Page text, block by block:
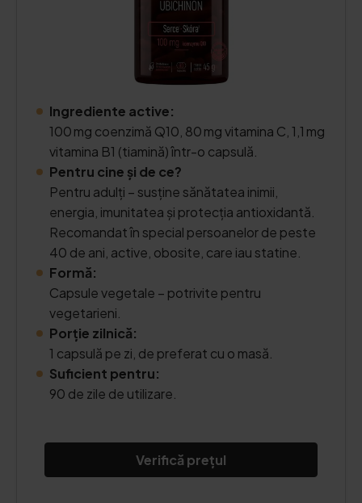
Ingrediente active:
100 mg coenzimă Q10, 80 mg vitamina C, 1,1 mg
vitamina B1 (tiamină) într-o capsulă.
Pentru cine și de ce?
Pentru adulți – susține sănătatea inimii,
energia, imunitatea și protecția antioxidantă.
Recomandat în special persoanelor de peste
40 de ani, active, obosite, care iau statine.
Formă:
Capsule vegetale – potrivite pentru
vegetarieni.
Porție zilnică:
1 capsulă pe zi, de preferat cu o masă.
Suficient pentru:
90 de zile de utilizare.
Verifică prețul